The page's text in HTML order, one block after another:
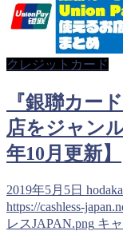
クレジットカード
『銀聯カー
店をジャン
年10月更新】
2019年5月5日 hodaka
https://cashless-
レスJAPAN.png キ